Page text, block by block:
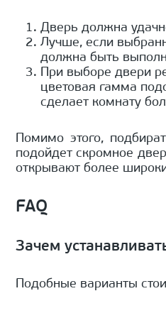
Дверь должна
Лучше, если
должна быть
При выборе двери
цветовая гамма
сделает комнату
Помимо этого,
подойдет скромное
открывают более
FAQ
Зачем
Подобные варианты